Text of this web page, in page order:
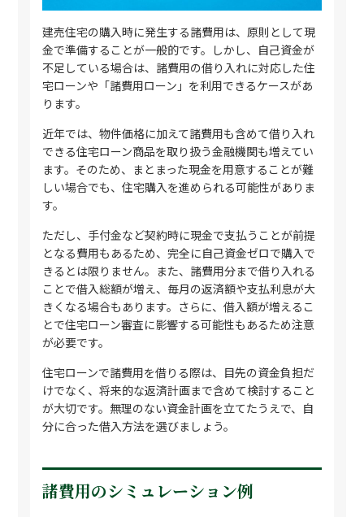
建売住宅の購入時に発生する諸費用は、原則として現
金で準備することが一般的です。しかし、自己資金が
不足している場合は、諸費用の借り入れに対応した住
宅ローンや「諸費用ローン」を利用できるケースがあ
ります。
近年では、物件価格に加えて諸費用も含めて借り入れ
できる住宅ローン商品を取り扱う金融機関も増えてい
ます。そのため、まとまった現金を用意することが難
しい場合でも、住宅購入を進められる可能性がありま
す。
ただし、手付金など契約時に現金で支払うことが前提
となる費用もあるため、完全に自己資金ゼロで購入で
きるとは限りません。また、諸費用分まで借り入れる
ことで借入総額が増え、毎月の返済額や支払利息が大
きくなる場合もあります。さらに、借入額が増えるこ
とで住宅ローン審査に影響する可能性もあるため注意
が必要です。
住宅ローンで諸費用を借りる際は、目先の資金負担だ
けでなく、将来的な返済計画まで含めて検討すること
が大切です。無理のない資金計画を立てたうえで、自
分に合った借入方法を選びましょう。
諸費用のシミュレーション例